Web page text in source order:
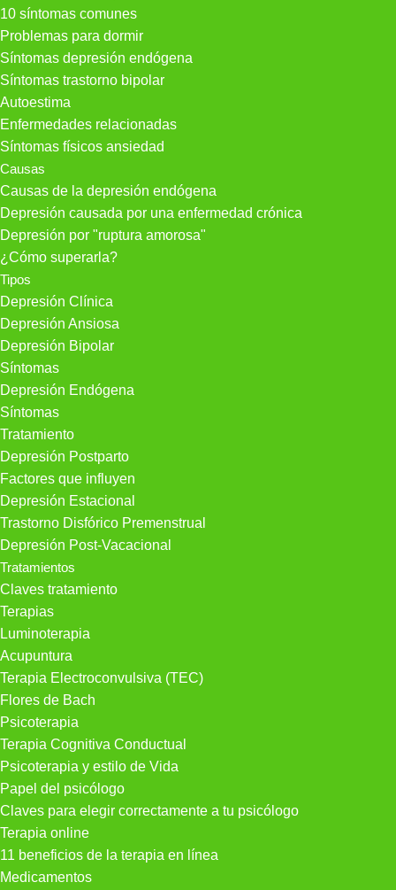
10 síntomas comunes
Problemas para dormir
Síntomas depresión endógena
Síntomas trastorno bipolar
Autoestima
Enfermedades relacionadas
Síntomas físicos ansiedad
Causas
Causas de la depresión endógena
Depresión causada por una enfermedad crónica
Depresión por "ruptura amorosa"
¿Cómo superarla?
Tipos
Depresión Clínica
Depresión Ansiosa
Depresión Bipolar
Síntomas
Depresión Endógena
Síntomas
Tratamiento
Depresión Postparto
Factores que influyen
Depresión Estacional
Trastorno Disfórico Premenstrual
Depresión Post-Vacacional
Tratamientos
Claves tratamiento
Terapias
Luminoterapia
Acupuntura
Terapia Electroconvulsiva (TEC)
Flores de Bach
Psicoterapia
Terapia Cognitiva Conductual
Psicoterapia y estilo de Vida
Papel del psicólogo
Claves para elegir correctamente a tu psicólogo
Terapia online
11 beneficios de la terapia en línea
Medicamentos